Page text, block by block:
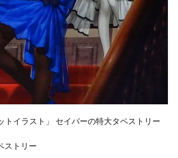
トイラスト」 セイバーの特大タペストリー
ストリー